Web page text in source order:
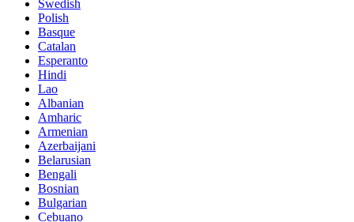
Swedish
Polish
Basque
Catalan
Esperanto
Hindi
Lao
Albanian
Amharic
Armenian
Azerbaijani
Belarusian
Bengali
Bosnian
Bulgarian
Cebuano